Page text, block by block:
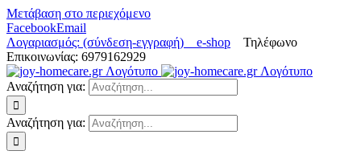
Μετάβαση στο περιεχόμενο
FacebookEmail
Λογαριασμός: (σύνδεση-εγγραφή) e-shop Τηλέφωνο
Επικοινωνίας: 6979162929
Αναζήτηση για:
Αναζήτηση για: